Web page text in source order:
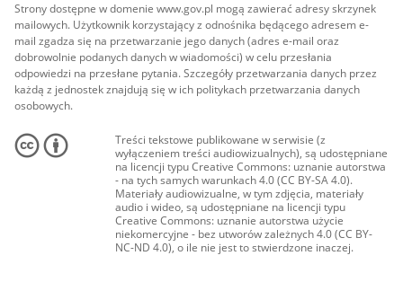
Strony dostępne w domenie www.gov.pl mogą zawierać adresy skrzynek
mailowych. Użytkownik korzystający z odnośnika będącego adresem e-
mail zgadza się na przetwarzanie jego danych (adres e-mail oraz
dobrowolnie podanych danych w wiadomości) w celu przesłania
odpowiedzi na przesłane pytania. Szczegóły przetwarzania danych przez
każdą z jednostek znajdują się w ich politykach przetwarzania danych
osobowych.
Treści tekstowe publikowane w serwisie (z
wyłączeniem treści audiowizualnych), są udostępniane
na licencji typu Creative Commons: uznanie autorstwa
- na tych samych warunkach 4.0 (CC BY-SA 4.0).
Materiały audiowizualne, w tym zdjęcia, materiały
audio i wideo, są udostępniane na licencji typu
Creative Commons: uznanie autorstwa użycie
niekomercyjne - bez utworów zależnych 4.0 (CC BY-
NC-ND 4.0), o ile nie jest to stwierdzone inaczej.